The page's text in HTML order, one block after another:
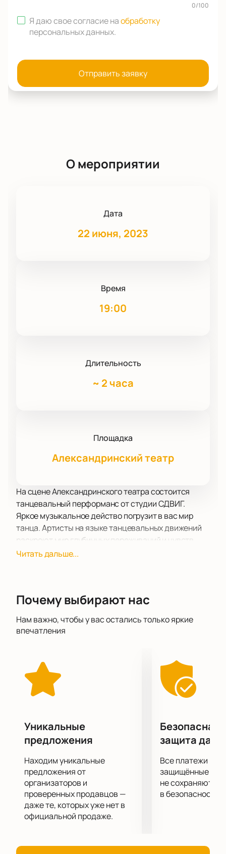
0/100
Я даю свое согласие наобработку
персональных данных.
Отправить заявку
О мероприятии
Дата
22 июня, 2023
Время
19:00
Длительность
~ 2 часа
Площадка
Александринский театр
На сцене Александринского театра состоится
танцевальный перформанс от студии СДВИГ.
Яркое музыкальное действо погрузит в вас мир
танца. Артисты на языке танцевальных движений
раскроют мир глубинных переживаний и чувств.
Красивые танцевальные композиции, яркие
Хотите погрузиться в мир танца, грации, красоты,
танцевальное шоу, где каждый номер в исполнении
профессиональных танцоров – настоящее
рассказанный на языке танца.
Читать дальше...
Почему выбирают нас
Нам важно, чтобы у вас остались только яркие
впечатления
Уникальные
предложения
Находим уникальные
предложения от
организаторов и
проверенных продавцов —
даже те, которых уже нет в
официальной продаже.
Безопасная
защита
Все платежи
защищённые
не сохраняются
в безопасности.